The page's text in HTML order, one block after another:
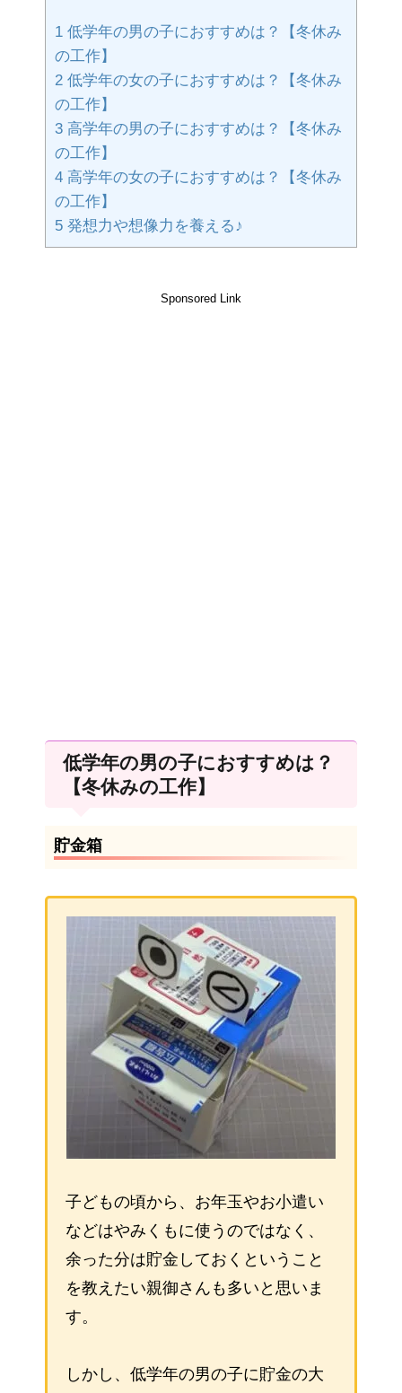
1 低学年の男の子におすすめは？【冬休み
の工作】
2 低学年の女の子におすすめは？【冬休み
の工作】
3 高学年の男の子におすすめは？【冬休み
の工作】
4 高学年の女の子におすすめは？【冬休み
の工作】
5 発想力や想像力を養える♪
Sponsored Link
低学年の男の子におすすめは？
【冬休みの工作】
貯金箱
子どもの頃から、お年玉やお小遣い
などはやみくもに使うのではなく、
余った分は貯金しておくということ
を教えたい親御さんも多いと思いま
す。
しかし、低学年の男の子に貯金の大